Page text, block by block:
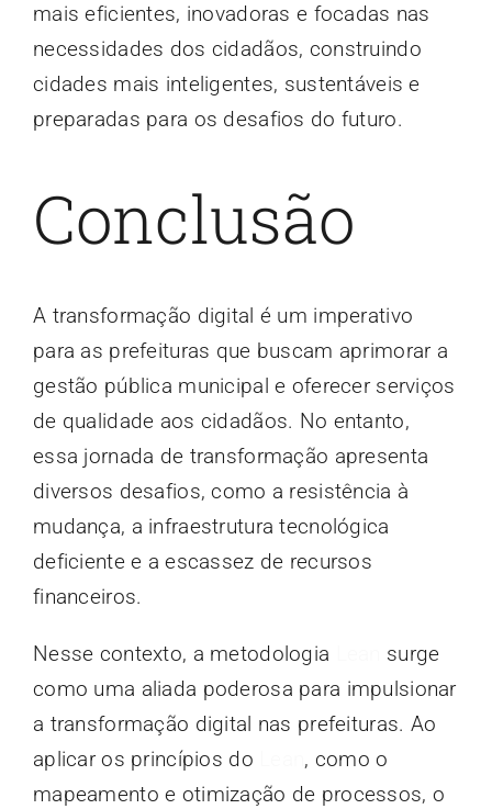
mais eficientes, inovadoras e focadas nas
necessidades dos cidadãos, construindo
cidades mais inteligentes, sustentáveis e
preparadas para os desafios do futuro.
Conclusão
A transformação digital é um imperativo
para as prefeituras que buscam aprimorar a
gestão pública municipal e oferecer serviços
de qualidade aos cidadãos. No entanto,
essa jornada de transformação apresenta
diversos desafios, como a resistência à
mudança, a infraestrutura tecnológica
deficiente e a escassez de recursos
financeiros.
Nesse contexto, a metodologia
surge
como uma aliada poderosa para impulsionar
a transformação digital nas prefeituras. Ao
aplicar os princípios do
, como o
mapeamento e otimização de processos, o